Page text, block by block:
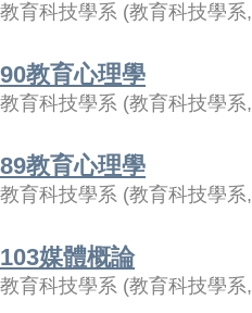
教育科技學系 (教育科技學系,
90教育心理學
教育科技學系 (教育科技學系,
89教育心理學
教育科技學系 (教育科技學系,
103媒體概論
教育科技學系 (教育科技學系,